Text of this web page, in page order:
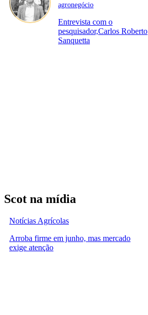
agronegócio
Entrevista com o
pesquisador,Carlos Roberto
Sanquetta
Scot na mídia
Notícias Agrícolas
Arroba firme em junho, mas mercado
exige atenção